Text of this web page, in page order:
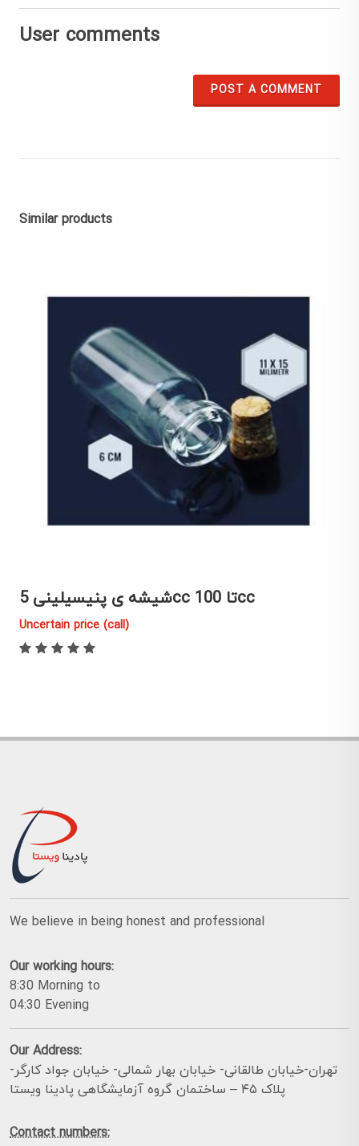
User comments
POST A COMMENT
Similar products
شیشه ی پنیسیلینی 5cc تا 100cc
Uncertain price (call)
We believe in being honest and professional
Our working hours:
8:30 Morning to
04:30 Evening
Our Address:
تهران-خیابان طالقانی- خیابان بهار شمالی- خیابان جواد کارگر-
پلاک ۴۵ – ساختمان گروه آزمایشگاهی پادینا ویستا
Contact numbers: